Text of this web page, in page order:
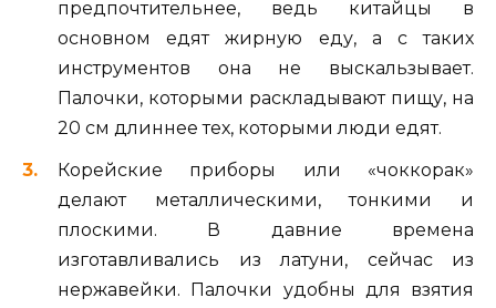
предпочтительнее, ведь китайцы в
основном едят жирную еду, а с таких
инструментов она не выскальзывает.
Палочки, которыми раскладывают пищу, на
20 см длиннее тех, которыми люди едят.
Корейские приборы или «чоккорак»
делают металлическими, тонкими и
плоскими. В давние времена
изготавливались из латуни, сейчас из
нержавейки. Палочки удобны для взятия